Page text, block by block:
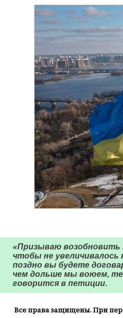
«Призываю возобновить
чтобы не увеличивалось
поздно вы будете
чем дольше мы воюем,
говорится в петиции.
Все права защищены. При